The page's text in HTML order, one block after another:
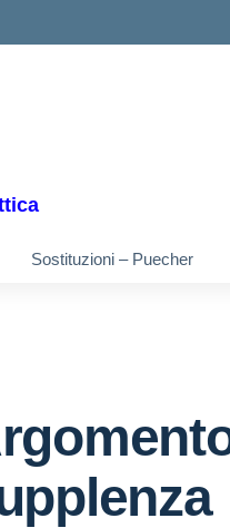
Sostituzioni – Puecher